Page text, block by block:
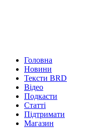
Головна
Новини
Тексти BRD
Відео
Подкасти
Статті
Підтримати
Магазин